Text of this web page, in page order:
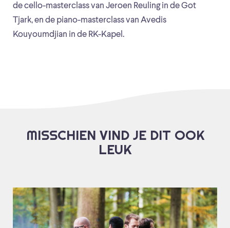
de cello-masterclass van Jeroen Reuling in de Got
Tjark, en de piano-masterclass van Avedis
Kouyoumdjian in de RK-Kapel.
MISSCHIEN VIND JE DIT OOK
LEUK